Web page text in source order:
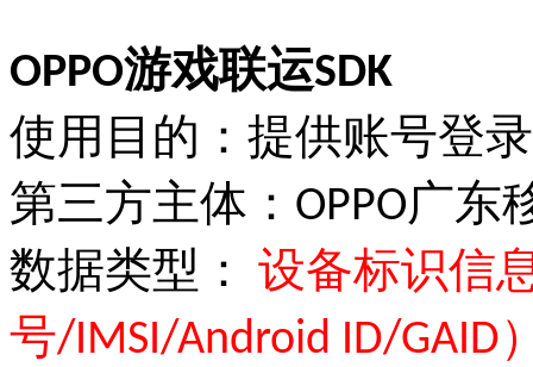
OPPO游戏联运SDK
使用目的：提供账号登
第三方主体：OPPO广东
数据类型：
设备标识信
号/IMSI/Android ID/